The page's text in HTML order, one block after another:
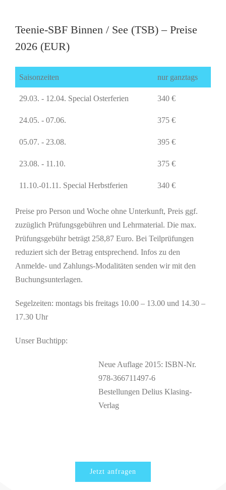
Teenie-SBF Binnen / See (TSB) – Preise
2026 (EUR)
Saisonzeiten nur ganztags
29.03. - 12.04. Special Osterferien 340 €
24.05. - 07.06. 375 €
05.07. - 23.08. 395 €
23.08. - 11.10. 375 €
11.10.-01.11. Special Herbstferien 340 €
Preise pro Person und Woche ohne Unterkunft, Preis ggf.
zuzüglich Prüfungsgebühren und Lehrmaterial. Die max.
Prüfungsgebühr beträgt 258,87 Euro. Bei Teilprüfungen
reduziert sich der Betrag entsprechend. Infos zu den
Anmelde- und Zahlungs-Modalitäten senden wir mit den
Buchungsunterlagen.
Segelzeiten: montags bis freitags 10.00 – 13.00 und 14.30 –
17.30 Uhr
Unser Buchtipp:
Neue Auflage 2015: ISBN-Nr.
978-366711497-6
Bestellungen Delius Klasing-
Verlag
Jetzt anfragen